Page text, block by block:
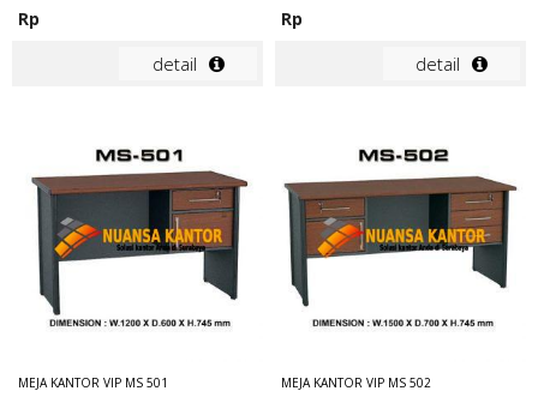
Rp
detail
Rp
detail
MEJA KANTOR VIP MS 501 MEJA KANTOR VIP MS 502